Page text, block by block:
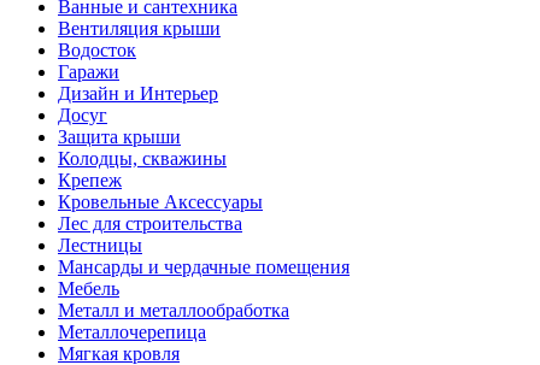
Ванные и сантехника
Вентиляция крыши
Водосток
Гаражи
Дизайн и Интерьер
Досуг
Защита крыши
Колодцы, скважины
Крепеж
Кровельные Аксессуары
Лес для строительства
Лестницы
Мансарды и чердачные помещения
Мебель
Металл и металлообработка
Металлочерепица
Мягкая кровля